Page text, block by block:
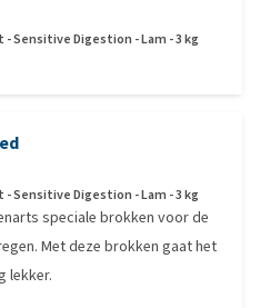
- Sensitive Digestion - Lam - 3 kg
- Sensitive Digestion - Lam - 3 kg
speciale brokken voor de
Met deze brokken gaat het
lekker.